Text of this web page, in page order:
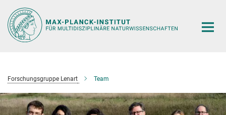
Hauptinhalt
Forschungsgruppe Lenart Team